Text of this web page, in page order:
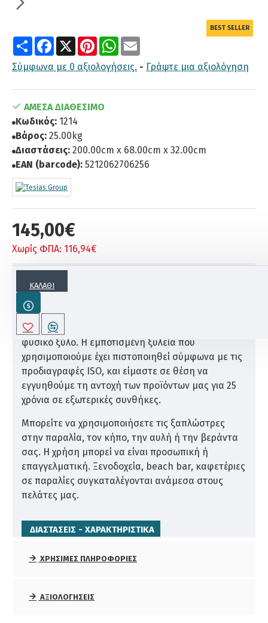
BEST SELLER
ShareFacebook
X PinterestWhatsApp
Σύμφωνα με 0 αξιολογήσεις. - Γράψτε μια αξιολόγηση
145,00€
Χωρίς ΦΠΑ: 116,94€
ΆΜΕΣΑ ΔΙΑΘΈΣΙΜΟ
Κωδικός: 1214
Βάρος: 25.00kg
Διαστάσεις: 200.00cm x 68.00cm x 32.00cm
EAN (barcode): 5212062706256
ΚΑΛΆΘΙ
Η εταιρεία Tesias Wooden Products κατασκευάζει
αυτήν την ξαπλώστρα παραλίας εξολοκλήρου από
φυσικό ξύλο. Η εμποτισμένη ξυλεία που
χρησιμοποιούμε έχει πιστοποιηθεί σύμφωνα με τις
προδιαγραφές ISO, και είμαστε σε θέση να
εγγυηθούμε τη αντοχή των προϊόντων μας για 25
χρόνια σε εξωτερικές συνθήκες.
Μπορείτε να χρησιμοποιήσετε τις ξαπλώστρες
στην παραλία, τον κήπο, την αυλή ή την βεράντα
σας. Η χρήση μπορεί να είναι προσωπική ή
επαγγελματική. Ξενοδοχεία, beach bar, καφετέριες
σε παραλίες συγκαταλέγονται ανάμεσα στους
πελάτες μας.
ΔΙΑΣΤΆΣΕΙΣ - ΧΑΡΑΚΤΗΡΙΣΤΙΚΆ
Είδος ξύλου: Σουηδική εμποτισμένη πεύκη.
Βάρος: 25kg
ΧΡΉΣΙΜΕΣ ΠΛΗΡΟΦΟΡΊΕΣ
ΑΞΙΟΛΟΓΉΣΕΙΣ